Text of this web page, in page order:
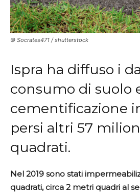
© Socrates471 / shutterstock
Ispra ha diffuso i
consumo di suolo
cementificazione
persi altri 57
quadrati.
Nel 2019 sono stati
quadrati, circa 2 metri quadri al